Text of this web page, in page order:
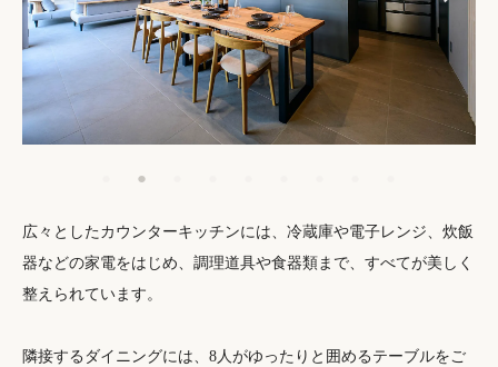
広々としたカウンターキッチンには、冷蔵庫や電子レンジ、炊飯
器などの家電をはじめ、調理道具や食器類まで、すべてが美しく
整えられています。
隣接するダイニングには、8人がゆったりと囲めるテーブルをご